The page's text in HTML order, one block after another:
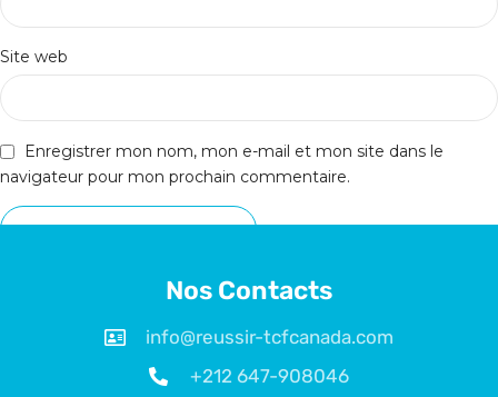
Site web
Enregistrer mon nom, mon e-mail et mon site dans le
navigateur pour mon prochain commentaire.
Nos Contacts
info@reussir-tcfcanada.com
+212 647-908046